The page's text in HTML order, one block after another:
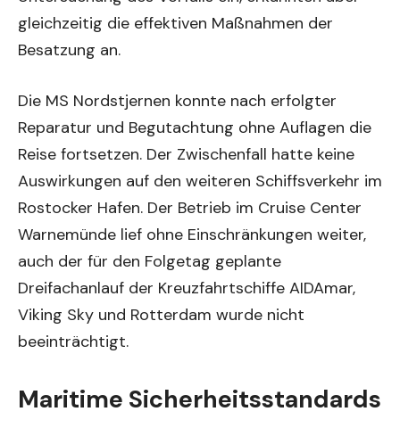
gleichzeitig die effektiven Maßnahmen der
Besatzung an.
Die MS Nordstjernen konnte nach erfolgter
Reparatur und Begutachtung ohne Auflagen die
Reise fortsetzen. Der Zwischenfall hatte keine
Auswirkungen auf den weiteren Schiffsverkehr im
Rostocker Hafen. Der Betrieb im Cruise Center
Warnemünde lief ohne Einschränkungen weiter,
auch der für den Folgetag geplante
Dreifachanlauf der Kreuzfahrtschiffe AIDAmar,
Viking Sky und Rotterdam wurde nicht
beeinträchtigt.
Maritime Sicherheitsstandards